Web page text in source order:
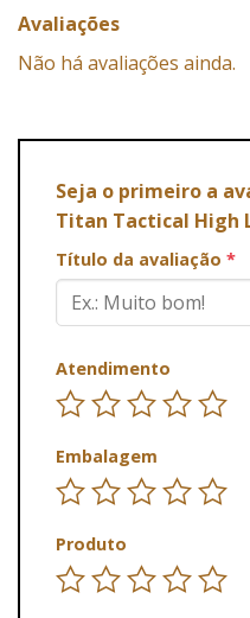
Avaliações
Não há avaliações ainda.
Seja o primeiro a
Titan Tactical High
Título da avaliação *
Atendimento
Embalagem
Produto